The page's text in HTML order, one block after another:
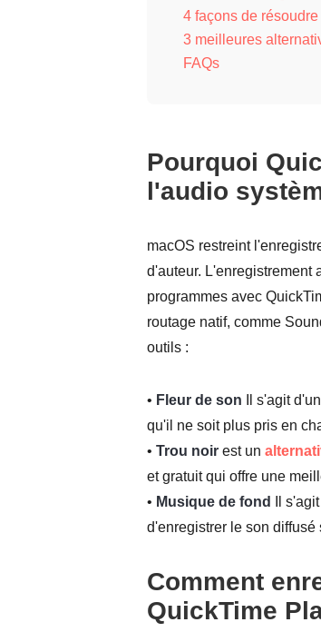
4 façons de
3 meilleures
FAQs
Pourquoi
l'audio
macOS restreint
d'auteur. L'enregistrement
programmes avec
routage natif, comme
outils :
• Fleur de son Il s'agit
qu'il ne soit plus pris en
• Trou noir est un
et gratuit qui offre une
• Musique de fond
Il
d'enregistrer le son
Comment
QuickTime